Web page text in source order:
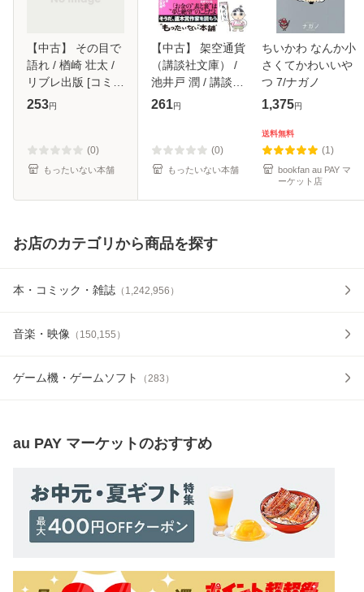
【中古】 その目で
語れ / 楢崎 壮太 /
リブレ出版 [コミッ
ク]【メール便送料
253円
(0)
もったいない本舗
【中古】 架空通貨
（講談社文庫） /
池井戸 潤 / 講談社
[文庫]【メール便送
261円
(0)
もったいない本舗
ちいかわ なんか小
さくてかわいいや
つ 7/ナガノ
1,375円
送料無料
(1)
bookfan au PAY マ
ーケット店
お店のカテゴリから商品を探す
本・コミック・雑誌 （ 1,242,956 ）
音楽・映像 （ 150,155 ）
ゲーム機・ゲームソフト （283 ）
au PAY マーケットのおすすめ